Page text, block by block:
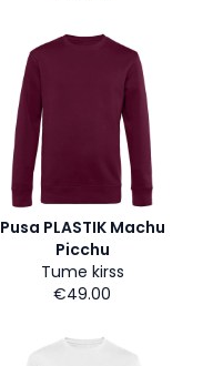
Pusa PLASTIK Machu
Picchu
Tume kirss
€49.00